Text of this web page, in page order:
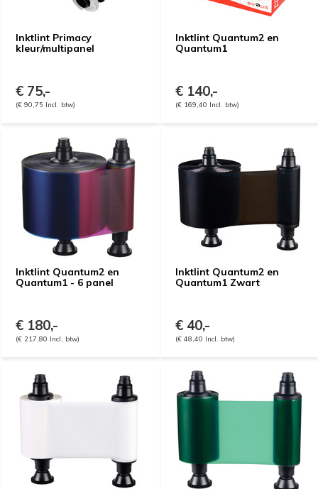
Inktlint Primacy
kleur/multipanel
€ 75,-
(€ 90,75 Incl. btw)
Inktlint Quantum2 en
Quantum1
€ 140,-
(€ 169,40 Incl. btw)
Inktlint Quantum2 en
Quantum1 - 6 panel
€ 180,-
(€ 217,80 Incl. btw)
Inktlint Quantum2 en
Quantum1 Zwart
€ 40,-
(€ 48,40 Incl. btw)